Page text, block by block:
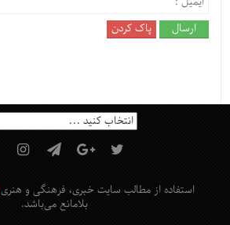
استفاده از مطالب سایت خبری، فرهنگی و هنری
بلامانع می‌باشد.